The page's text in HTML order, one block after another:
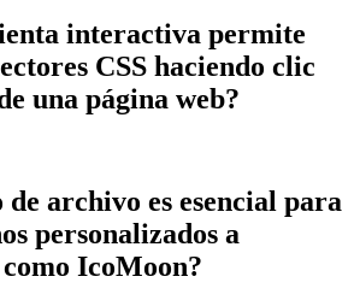
interactiva permite
CSS haciendo clic
una página web?
archivo es esencial para
personalizados a
IcoMoon?